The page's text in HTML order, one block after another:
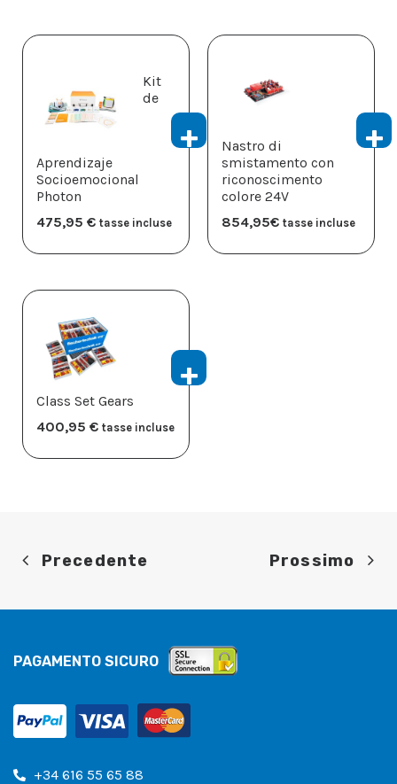
Kit
de
Aprendizaje
Socioemocional
Photon
475,95 € tasse incluse
Nastro di
smistamento con
riconoscimento
colore 24V
854,95€ tasse incluse
Class Set Gears
400,95 € tasse incluse
Precedente Prossimo
PAGAMENTO SICURO
+34 616 55 65 88